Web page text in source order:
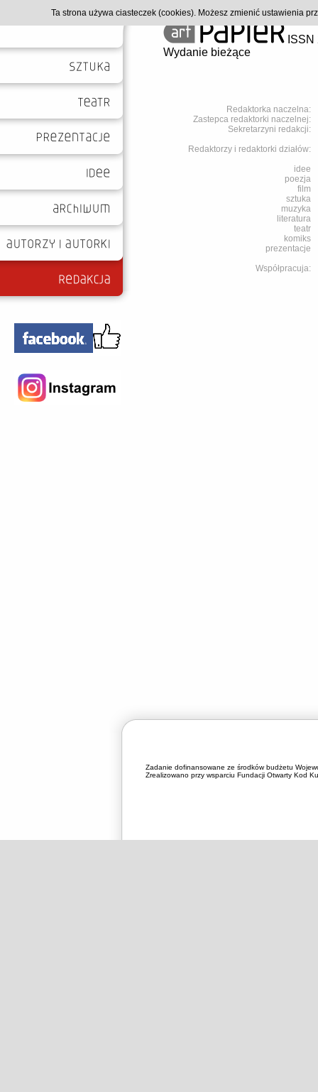
Wydanie bieżące
Redaktorka naczelna:
Zastepca redaktorki naczelnej:
Sekretarzyni redakcji:
Redaktorzy i redaktorki działów:
idee
poezja
film
sztuka
muzyka
literatura
teatr
komiks
prezentacje
Współpracuja:
Zadanie dofinansowane ze środków budżetu
Zrealizowano przy wsparciu Fundacji Otwarty Kod
Ta strona używa ciasteczek (cookies). Możesz zmienić ustawienia